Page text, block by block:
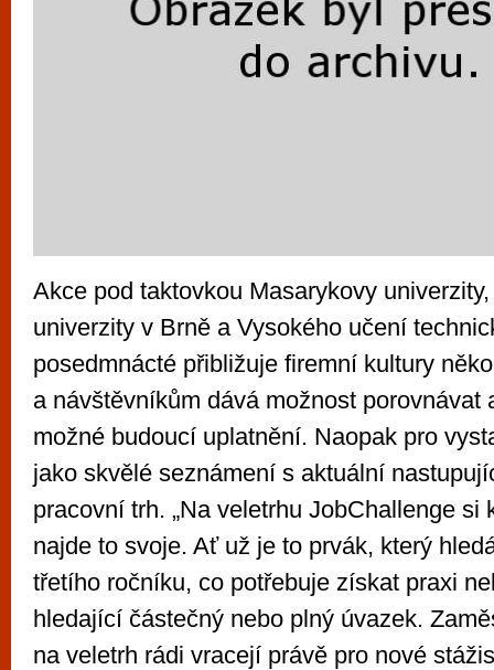
Akce pod taktovkou Masarykovy
univerzity v Brně a Vysokého učení
posedmnácté přibližuje firemní kultury
a návštěvníkům dává možnost porovnávat
možné budoucí uplatnění. Naopak pro
jako skvělé seznámení s aktuální
pracovní trh. „Na veletrhu JobChallenge si
najde to svoje. Ať už je to prvák, který
třetího ročníku, co potřebuje získat praxi
hledající částečný nebo plný úvazek.
na veletrh rádi vracejí právě pro nové